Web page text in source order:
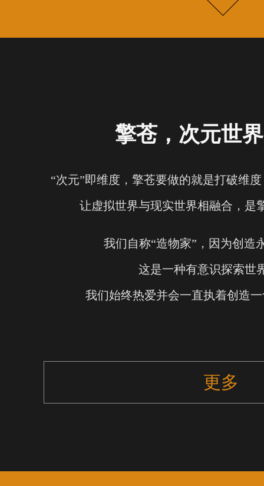
擎苍，次元世
“次元”即维度，擎苍要做的就是打破维
让虚拟世界与现实世界相融合，是
我们自称“造物家”，因为创造
这是一种有意识探索世
我们始终热爱并会一直执着创造
更多